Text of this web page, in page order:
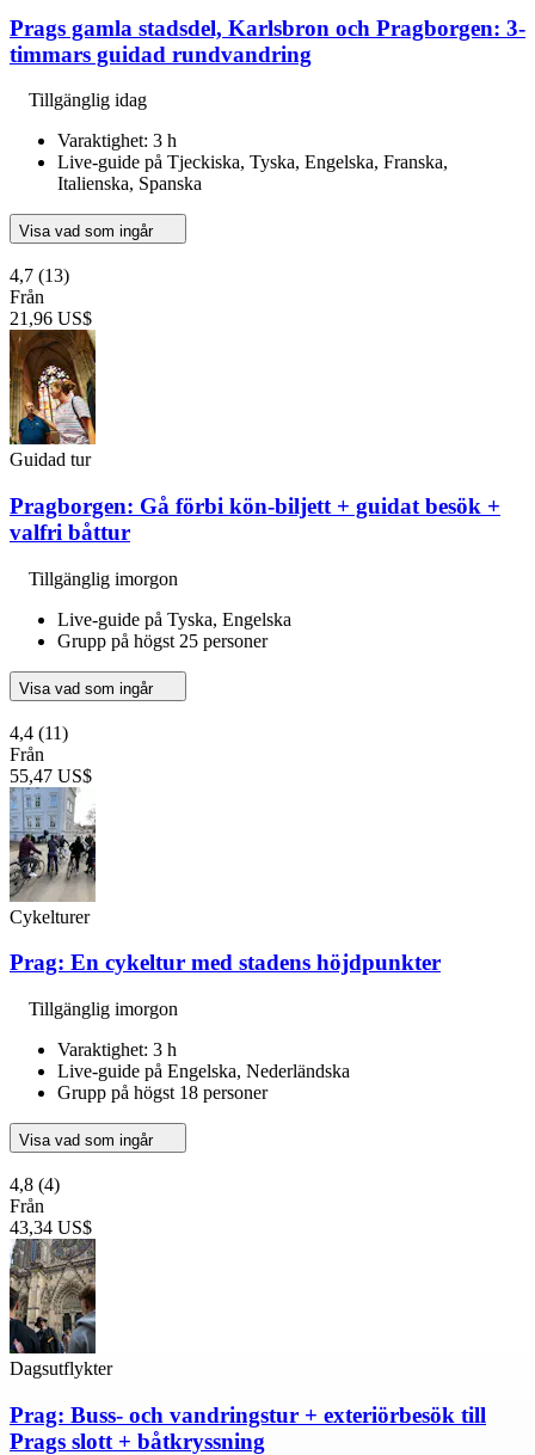
Prags gamla stadsdel, Karlsbron och Pragborgen: 3-
timmars guidad rundvandring
Tillgänglig idag
Varaktighet: 3 h
Live-guide på Tjeckiska, Tyska, Engelska, Franska,
Italienska, Spanska
Visa vad som ingår
4,7 (13)
Från
21,96 US$
Guidad tur
Pragborgen: Gå förbi kön-biljett + guidat besök +
valfri båttur
Tillgänglig imorgon
Live-guide på Tyska, Engelska
Grupp på högst 25 personer
Visa vad som ingår
4,4 (11)
Från
55,47 US$
Cykelturer
Prag: En cykeltur med stadens höjdpunkter
Tillgänglig imorgon
Varaktighet: 3 h
Live-guide på Engelska, Nederländska
Grupp på högst 18 personer
Visa vad som ingår
4,8 (4)
Från
43,34 US$
Dagsutflykter
Prag: Buss- och vandringstur + exteriörbesök till
Prags slott + båtkryssning